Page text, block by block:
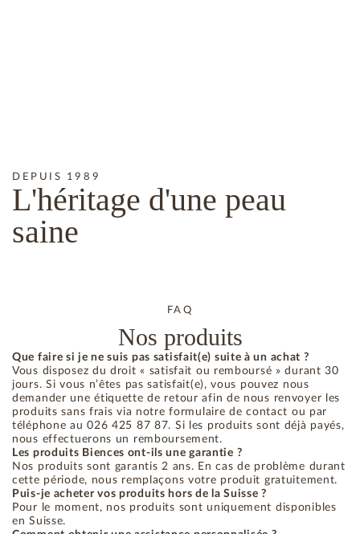
DEPUIS 1989
L'héritage d'une peau
saine
FAQ
Nos produits
Que faire si je ne suis pas satisfait(e) suite à un achat ?
Vous disposez du droit « satisfait ou remboursé » durant 30
jours. Si vous n’êtes pas satisfait(e), vous pouvez nous
demander une étiquette de retour afin de nous renvoyer les
produits sans frais via notre formulaire de contact ou par
téléphone au 026 425 87 87. Si les produits sont déjà payés,
nous effectuerons un remboursement.
Les produits Biences ont-ils une garantie ?
Nos produits sont garantis 2 ans. En cas de problème durant
cette période, nous remplaçons votre produit gratuitement.
Puis-je acheter vos produits hors de la Suisse ?
Pour le moment, nos produits sont uniquement disponibles
en Suisse.